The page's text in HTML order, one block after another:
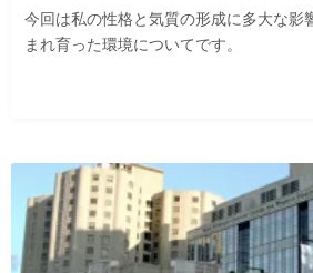
今回は私の性格と気質の形成に多大な影
まれ育った環境についてです。